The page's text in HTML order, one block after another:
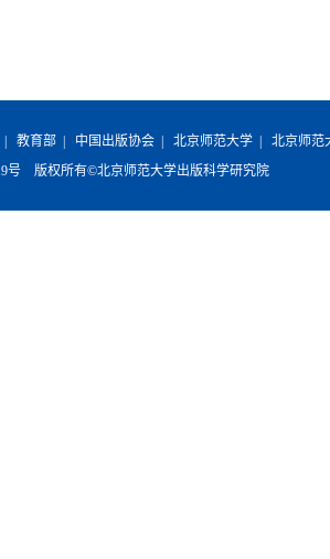
教育部 中国出版协会 北京师范大学
北京师范
号 版权所有©北京师范大学出版科学研究院